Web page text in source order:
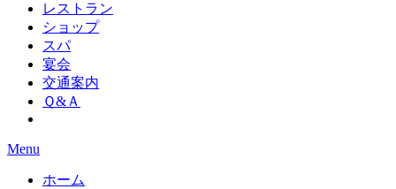
レストラン
ショップ
スパ
宴会
交通案内
Ｑ&Ａ
Menu
ホーム